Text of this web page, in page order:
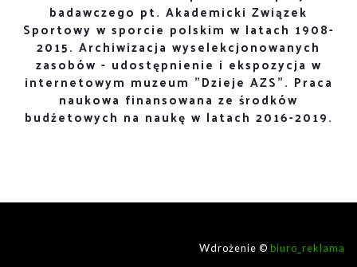
badawczego pt. Akademicki Związek
Sportowy w sporcie polskim w latach 1908-
2015. Archiwizacja wyselekcjonowanych
zasobów - udostępnienie i ekspozycja w
internetowym muzeum "Dzieje AZS". Praca
naukowa finansowana ze środków
budżetowych na naukę w latach 2016-2019.
Wdrożenie © biuro_reklama